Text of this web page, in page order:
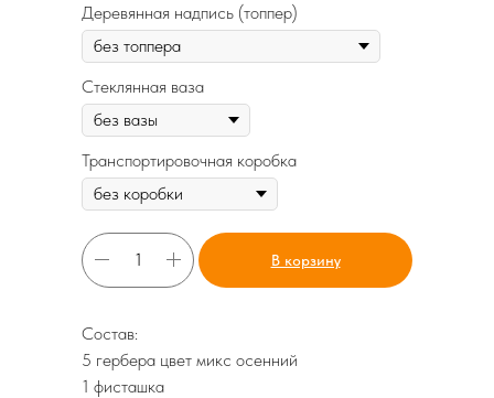
Деревянная надпись (топпер)
Стеклянная ваза
Транспортировочная коробка
В корзину
Состав:
5 гербера цвет микс осенний
1 фисташка